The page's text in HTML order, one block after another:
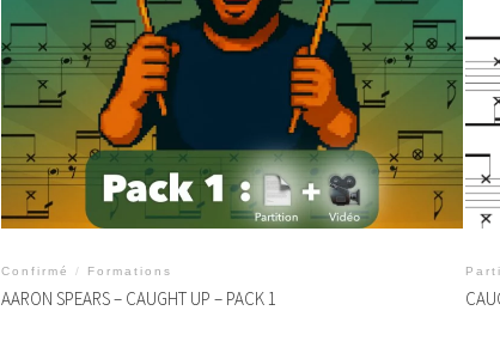
Confirmé / Formations
AARON SPEARS – CAUGHT UP – PACK 1